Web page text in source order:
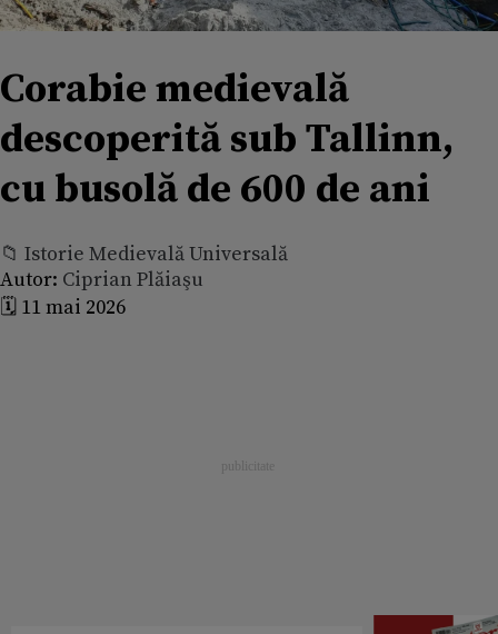
Corabie medievală
descoperită sub Tallinn,
cu busolă de 600 de ani
📁 Istorie Medievală Universală
Autor: Ciprian Plăiaşu
🗓️ 11 mai 2026